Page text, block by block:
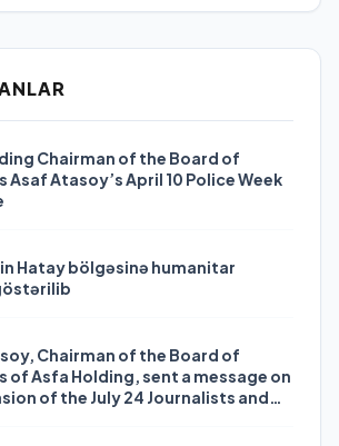
Chairman of the Board of
Asaf Atasoy’s April 10 Police Week
Hatay bölgəsinə humanitar
Chairman of the Board of
of Asfa Holding, sent a message on
of the July 24 Journalists and